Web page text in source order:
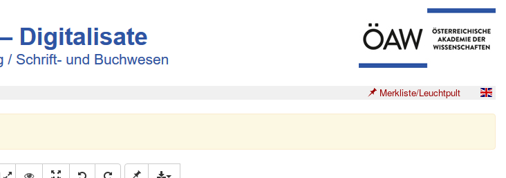
Merkliste/Leuchtpult